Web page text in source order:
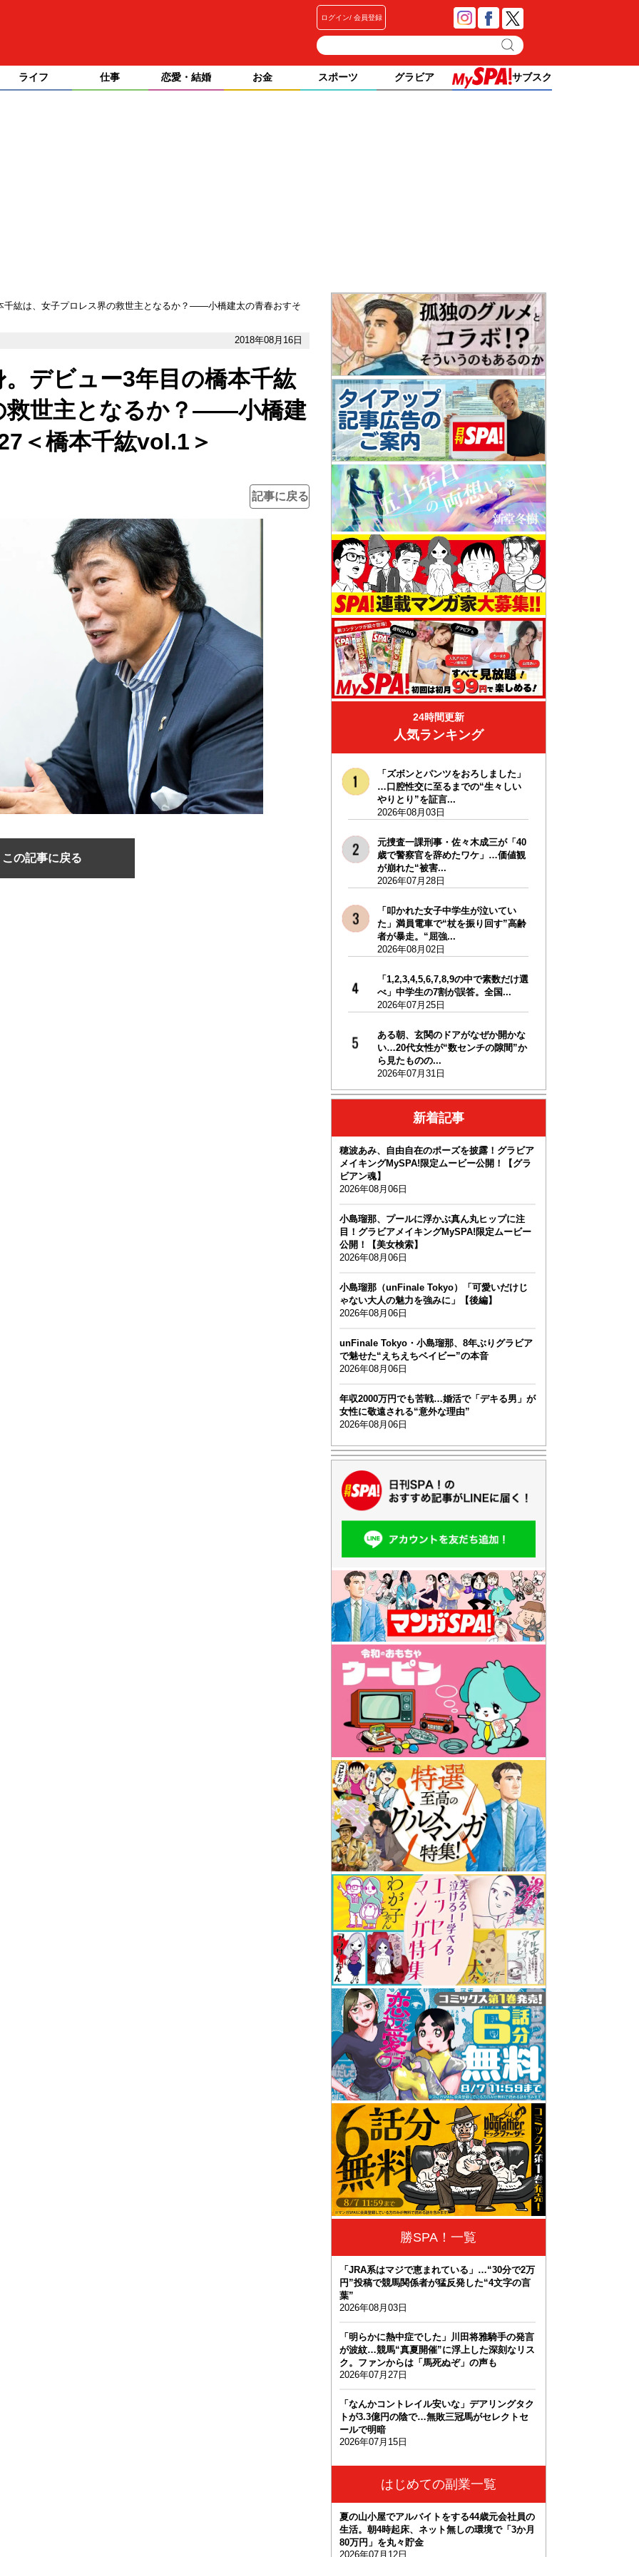
ログイン 会員登録
ライフ 仕事 恋愛・結婚 お金 スポーツ グラビア サブスク
千紘は、女子プロレス界の救世主となるか？――小橋建太の青春おすそ
2018年08月16日
デビュー3年目の橋本千紘
救世主となるか？――小橋建
＜橋本千紘vol.1＞
記事に戻る
この記事に戻る
24時間更新
人気ランキング
「ズボンとパンツをおろしました」
…口腔性交に至るまでの“生々しい
やりとり”を証言...
2026年08月03日
元捜査一課刑事・佐々木成三が「40
歳で警察官を辞めたワケ」…価値観
が崩れた“被害...
2026年07月28日
「叩かれた女子中学生が泣いてい
た」満員電車で“杖を振り回す”高齢
者が暴走。“屈強...
2026年08月02日
「1,2,3,4,5,6,7,8,9の中で素数だけ選
べ」中学生の7割が誤答。全国...
2026年07月25日
ある朝、玄関のドアがなぜか開かな
い…20代女性が“数センチの隙間”か
ら見たものの...
2026年07月31日
新着記事
穂波あみ、自由自在のポーズを披露！グラビア
メイキングMySPA!限定ムービー公開！【グラ
ビアン魂】
2026年08月06日
小島瑠那、プールに浮かぶ真ん丸ヒップに注
目！グラビアメイキングMySPA!限定ムービー
公開！【美女検索】
2026年08月06日
小島瑠那（unFinale Tokyo）「可愛いだけじ
ゃない大人の魅力を強みに」【後編】
2026年08月06日
unFinale Tokyo・小島瑠那、8年ぶりグラビア
で魅せた“えちえちベイビー”の本音
2026年08月06日
年収2000万円でも苦戦…婚活で「デキる男」が
女性に敬遠される“意外な理由”
2026年08月06日
勝SPA！一覧
「JRA系はマジで恵まれている」…“30分で2万
円”投稿で競馬関係者が猛反発した“4文字の言
葉”
2026年08月03日
「明らかに熱中症でした」川田将雅騎手の発言
が波紋…競馬“真夏開催”に浮上した深刻なリス
ク。ファンからは「馬死ぬぞ」の声も
2026年07月27日
「なんかコントレイル安いな」デアリングタク
トが3.3億円の陰で…無敗三冠馬がセレクトセ
ールで明暗
2026年07月15日
はじめての副業一覧
夏の山小屋でアルバイトをする44歳元会社員の
生活。朝4時起床、ネット無しの環境で「3か月
80万円」を丸々貯金
2026年07月12日